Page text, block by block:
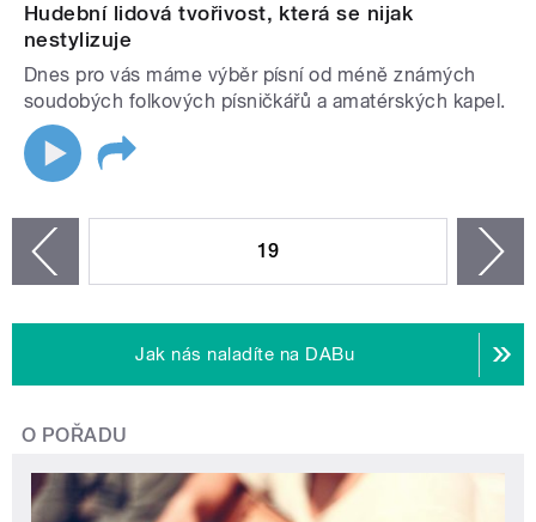
Hudební lidová tvořivost, která se nijak
nestylizuje
Dnes pro vás máme výběr písní od méně známých
soudobých folkových písničkářů a amatérských kapel.
19
Jak nás naladíte na DABu
O POŘADU